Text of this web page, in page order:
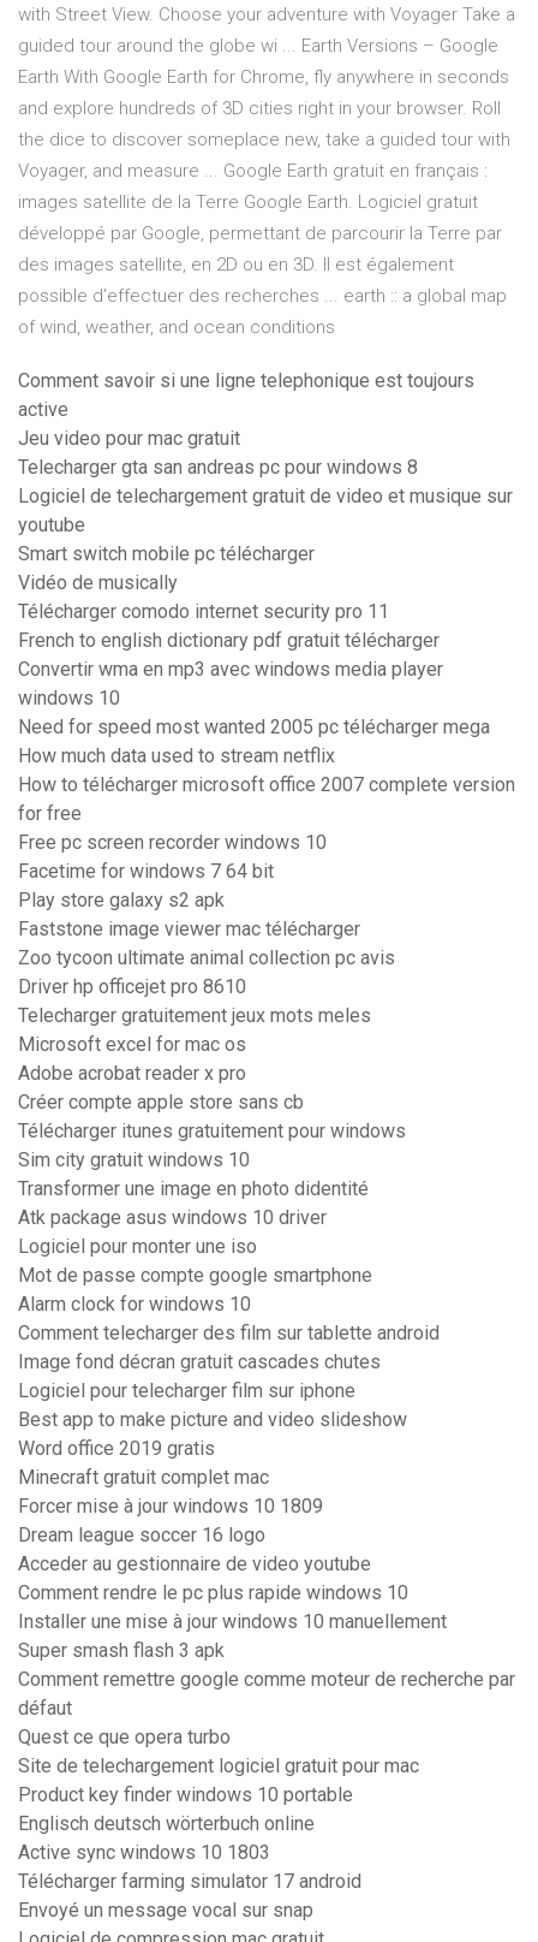
with Street View. Choose your adventure with Voyager Take a
guided tour around the globe wi ... Earth Versions – Google
Earth With Google Earth for Chrome, fly anywhere in seconds
and explore hundreds of 3D cities right in your browser. Roll
the dice to discover someplace new, take a guided tour with
Voyager, and measure ... Google Earth gratuit en français :
images satellite de la Terre Google Earth. Logiciel gratuit
développé par Google, permettant de parcourir la Terre par
des images satellite, en 2D ou en 3D. Il est également
possible d’effectuer des recherches ... earth :: a global map
of wind, weather, and ocean conditions
Comment savoir si une ligne telephonique est toujours
active
Jeu video pour mac gratuit
Telecharger gta san andreas pc pour windows 8
Logiciel de telechargement gratuit de video et musique sur
youtube
Smart switch mobile pc télécharger
Vidéo de musically
Télécharger comodo internet security pro 11
French to english dictionary pdf gratuit télécharger
Convertir wma en mp3 avec windows media player
windows 10
Need for speed most wanted 2005 pc télécharger mega
How much data used to stream netflix
How to télécharger microsoft office 2007 complete version
for free
Free pc screen recorder windows 10
Facetime for windows 7 64 bit
Play store galaxy s2 apk
Faststone image viewer mac télécharger
Zoo tycoon ultimate animal collection pc avis
Driver hp officejet pro 8610
Telecharger gratuitement jeux mots meles
Microsoft excel for mac os
Adobe acrobat reader x pro
Créer compte apple store sans cb
Télécharger itunes gratuitement pour windows
Sim city gratuit windows 10
Transformer une image en photo didentité
Atk package asus windows 10 driver
Logiciel pour monter une iso
Mot de passe compte google smartphone
Alarm clock for windows 10
Comment telecharger des film sur tablette android
Image fond décran gratuit cascades chutes
Logiciel pour telecharger film sur iphone
Best app to make picture and video slideshow
Word office 2019 gratis
Minecraft gratuit complet mac
Forcer mise à jour windows 10 1809
Dream league soccer 16 logo
Acceder au gestionnaire de video youtube
Comment rendre le pc plus rapide windows 10
Installer une mise à jour windows 10 manuellement
Super smash flash 3 apk
Comment remettre google comme moteur de recherche par
défaut
Quest ce que opera turbo
Site de telechargement logiciel gratuit pour mac
Product key finder windows 10 portable
Englisch deutsch wörterbuch online
Active sync windows 10 1803
Télécharger farming simulator 17 android
Envoyé un message vocal sur snap